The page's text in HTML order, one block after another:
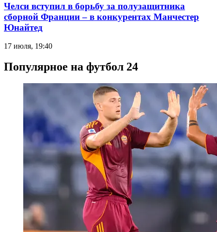
Челси вступил в борьбу за полузащитника
сборной Франции – в конкурентах Манчестер
Юнайтед
17 июля, 19:40
Популярное на футбол 24